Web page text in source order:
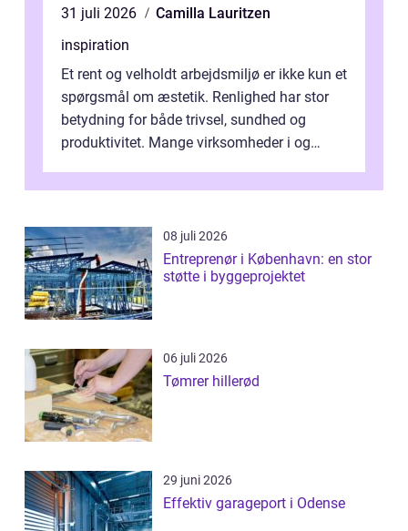
31 juli 2026
Camilla Lauritzen
inspiration
Et rent og velholdt arbejdsmiljø er ikke kun et
spørgsmål om æstetik. Renlighed har stor
betydning for både trivsel, sundhed og
produktivitet. Mange virksomheder i og
08 juli 2026
Entreprenør i København: en stor
støtte i byggeprojektet
06 juli 2026
Tømrer hillerød
29 juni 2026
Effektiv garageport i Odense